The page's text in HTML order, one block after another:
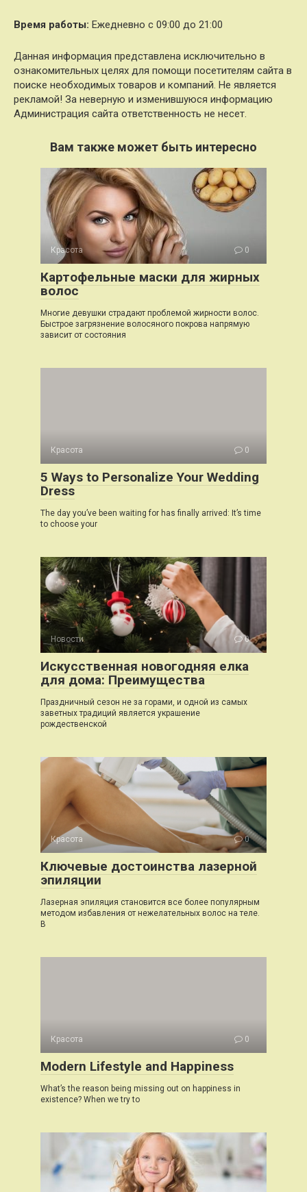
Время работы: Ежедневно с 09:00 до 21:00
Данная информация представлена исключительно в
ознакомительных целях для помощи посетителям сайта в
поиске необходимых товаров и компаний. Не является
рекламой! За неверную и изменившуюся информацию
Администрация сайта ответственность не несет.
Вам также может быть интересно
Красота 0
Картофельные маски для жирных
волос
Многие девушки страдают проблемой жирности волос.
Быстрое загрязнение волосяного покрова напрямую
зависит от состояния
Красота 0
5 Ways to Personalize Your Wedding
Dress
The day you’ve been waiting for has finally arrived: It’s time
to choose your
Новости 0
Искусственная новогодняя елка
для дома: Преимущества
Праздничный сезон не за горами, и одной из самых
заветных традиций является украшение
рождественской
Красота 0
Ключевые достоинства лазерной
эпиляции
Лазерная эпиляция становится все более популярным
методом избавления от нежелательных волос на теле.
В
Красота 0
Modern Lifestyle and Happiness
What’s the reason being missing out on happiness in
existence? When we try to